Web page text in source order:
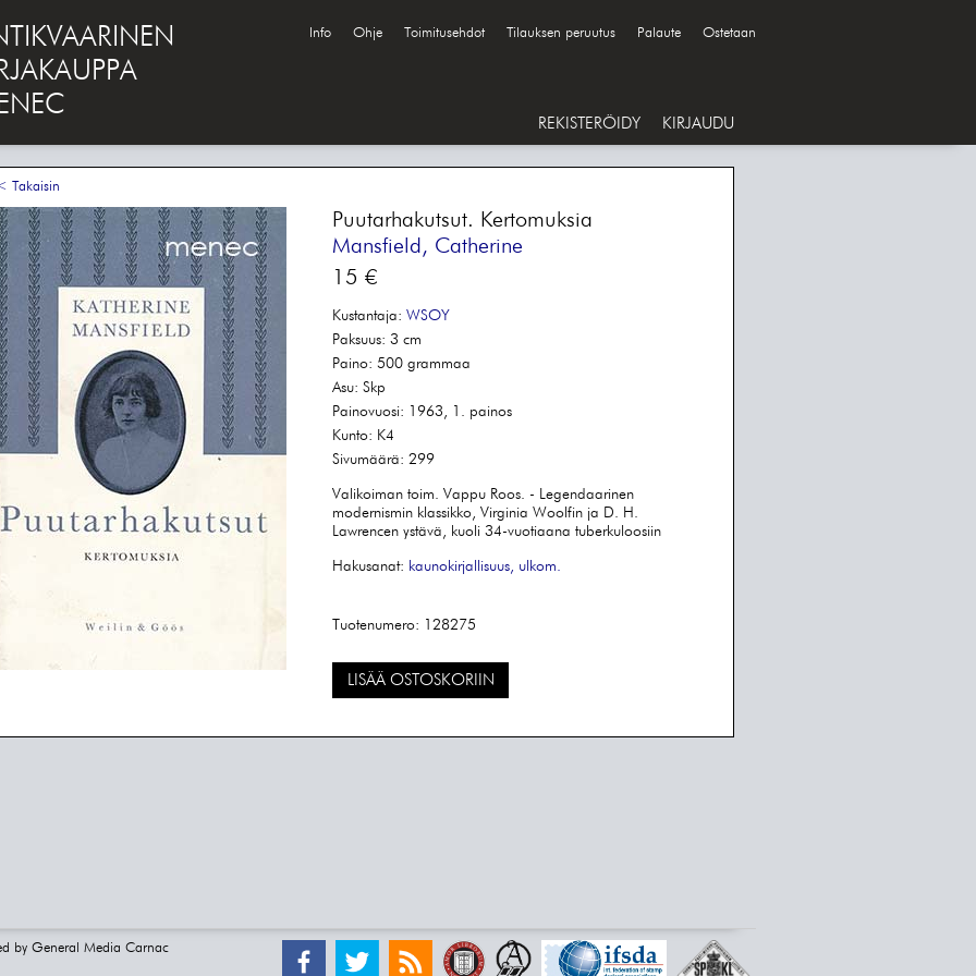
Info Ohje Toimitusehdot Tilauksen peruutus Palaute Ostetaan
REKISTERÖIDY KIRJAUDU
Takaisin
Puutarhakutsut. Kertomuksia
Mansfield, Catherine
15 €
Kustantaja: WSOY
Paksuus: 3 cm
Paino: 500 grammaa
Asu: Skp
Painovuosi: 1963, 1. painos
Kunto: K4
Sivumäärä: 299
Valikoiman toim. Vappu Roos. - Legendaarinen
modernismin klassikko, Virginia Woolfin ja D. H.
Lawrencen ystävä, kuoli 34-vuotiaana tuberkuloosiin
Hakusanat: kaunokirjallisuus, ulkom.
Tuotenumero: 128275
LISÄÄ OSTOSKORIIN
by General Media Carnac